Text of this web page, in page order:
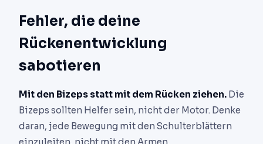
Fehler, die deine
Rückenentwicklung
sabotieren
Mit den Bizeps statt mit dem Rücken ziehen. Die
Bizeps sollten Helfer sein, nicht der Motor. Denke
daran, jede Bewegung mit den Schulterblättern